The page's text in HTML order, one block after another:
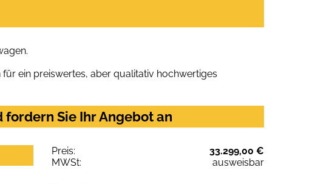
ein preiswertes, aber qualitativ hochwertiges
Sie Ihr Angebot an
Preis:
33.299,00 €
MWSt:
ausweisbar